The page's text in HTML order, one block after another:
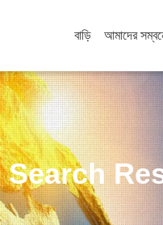
বাড়ি আমাদের
Search